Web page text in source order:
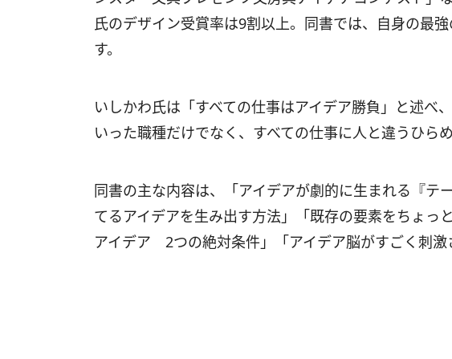
氏のデザイン受賞率は9割以上。同書では、自身の最
す。
いしかわ氏は「すべての仕事はアイデア勝負」と述べ
いった職種だけでなく、すべての仕事に人と違うひら
同書の主な内容は、「アイデアが劇的に生まれる『テ
てるアイデアを生み出す方法」「既存の要素をちょっ
アイデア 2つの絶対条件」「アイデア脳がすごく刺激